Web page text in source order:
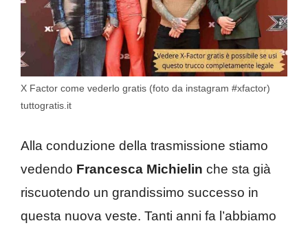
X Factor come vederlo gratis (foto da instagram #xfactor)
tuttogratis.it
Alla conduzione della trasmissione stiamo
vedendo Francesca Michielin che sta già
riscuotendo un grandissimo successo in
questa nuova veste. Tanti anni fa l’abbiamo